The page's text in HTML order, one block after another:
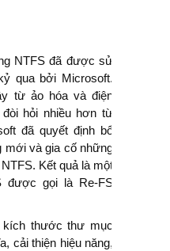
NTFS đã được sử
qua bởi Microsoft.
từ ảo hóa và điện
hỏi nhiều hơn từ
đã quyết định bổ
mới và gia cố những
Kết quả là một
được gọi là Re-FS
thước thư mục
cải thiện hiệu năng,